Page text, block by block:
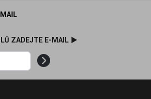
ZADEJTE E-MAIL ►